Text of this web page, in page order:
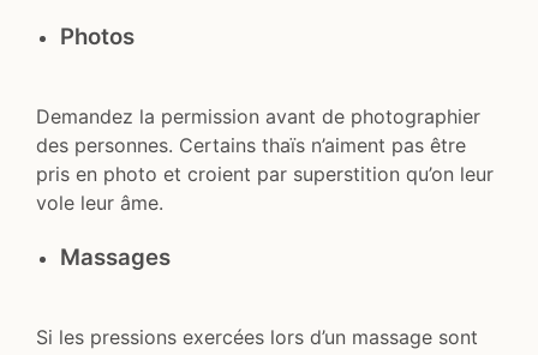
Photos
Demandez la permission avant de photographier
des personnes. Certains thaïs n’aiment pas être
pris en photo et croient par superstition qu’on leur
vole leur âme.
Massages
Si les pressions exercées lors d’un massage sont